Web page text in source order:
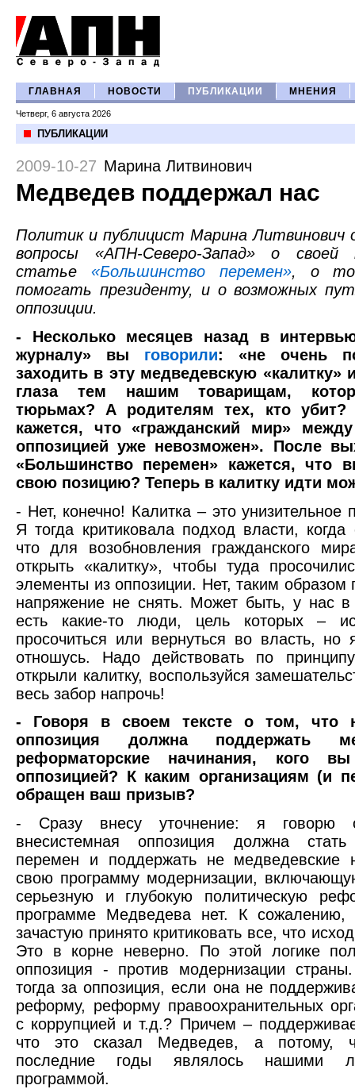
ГЛАВНАЯ НОВОСТИ ПУБЛИКАЦИИ МНЕНИЯ
Четверг, 6 августа 2026
ПУБЛИКАЦИИ
2009-10-27 Марина Литвинович
Медведев поддержал нас
Политик и публицист Марина Литвинович
вопросы «АПН-Северо-Запад» о своей
статье «Большинство перемен», о
помогать президенту, и о возможных
оппозиции.
- Несколько месяцев назад в
журналу» вы говорили: «не очень
заходить в эту медведевскую «калитку»
глаза тем нашим товарищам,
тюрьмах? А родителям тех, кто убит?
кажется, что «гражданский мир»
оппозицией уже невозможен». После
«Большинство перемен» кажется, что
свою позицию? Теперь в калитку идти
- Нет, конечно! Калитка – это унизительное
Я тогда критиковала подход власти, когда
что для возобновления гражданского
открыть «калитку», чтобы туда
элементы из оппозиции. Нет, таким образом
напряжение не снять. Может быть, у нас в
есть какие-то люди, цель которых –
просочиться или вернуться во власть,
отношусь. Надо действовать по
открыли калитку, воспользуйся
весь забор напрочь!
- Говоря в своем тексте о том, что
оппозиция должна поддержать
реформаторские начинания, кого вы
оппозицией? К каким организациям (и
обращен ваш призыв?
- Сразу внесу уточнение: я
внесистемная оппозиция должна стать
перемен и поддержать не медведевские
свою программу модернизации,
серьезную и глубокую политическую
программе Медведева нет. К сожалению,
зачастую принято критиковать все, что
Это в корне неверно. По этой логике
оппозиция - против модернизации
тогда за оппозиция, если она не
реформу, реформу правоохранительных
с коррупцией и т.д.? Причем –
что это сказал Медведев, а потому,
последние годы являлось нашими
программой.